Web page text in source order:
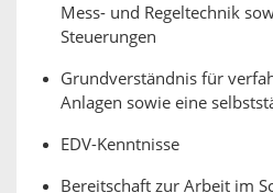
Mess- und Regeltechnik
Steuerungen
Grundverständnis für
Anlagen sowie eine
EDV-Kenntnisse
Bereitschaft zur Arbeit im